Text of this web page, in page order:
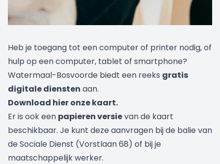
Heb je toegang tot een computer of printer nodig, of
hulp op een computer, tablet of smartphone?
Watermaal-Bosvoorde biedt een reeks gratis
digitale diensten aan.
Download hier onze kaart.
Er is ook een papieren versievan de kaart
beschikbaar. Je kunt deze aanvragen bij de balie van
de Sociale Dienst (Vorstlaan 68) of bij je
maatschappelijk werker.